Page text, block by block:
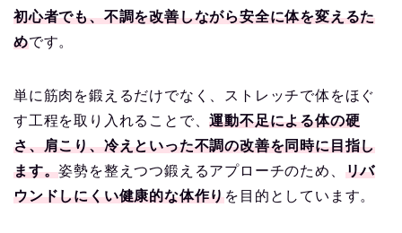
初心者でも、不調を改善しながら安全に体を変えるた
めです。
単に筋肉を鍛えるだけでなく、ストレッチで体をほぐ
す工程を取り入れることで、運動不足による体の硬
さ、肩こり、冷えといった不調の改善を同時に目指し
ます。姿勢を整えつつ鍛えるアプローチのため、 リバ
ウンドしにくい健康的な体作りを目的としています。